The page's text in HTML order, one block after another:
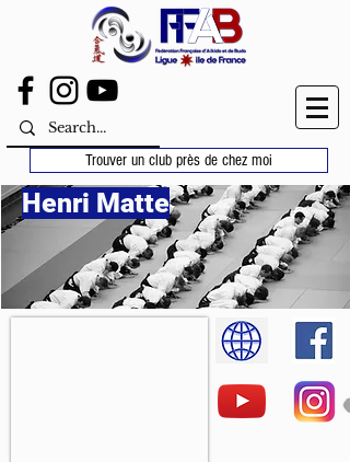
Trouver un club près de chez moi
Henri Matte